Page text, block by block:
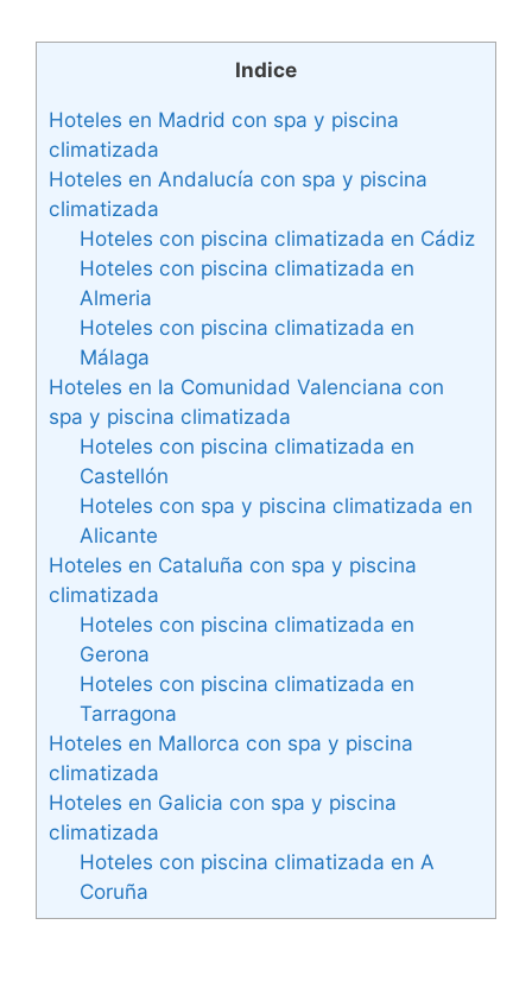
Indice
Hoteles en Madrid con spa y piscina
climatizada
Hoteles en Andalucía con spa y piscina
climatizada
Hoteles con piscina climatizada en Cádiz
Hoteles con piscina climatizada en
Almeria
Hoteles con piscina climatizada en
Málaga
Hoteles en la Comunidad Valenciana con
spa y piscina climatizada
Hoteles con piscina climatizada en
Castellón
Hoteles con spa y piscina climatizada en
Alicante
Hoteles en Cataluña con spa y piscina
climatizada
Hoteles con piscina climatizada en
Gerona
Hoteles con piscina climatizada en
Tarragona
Hoteles en Mallorca con spa y piscina
climatizada
Hoteles en Galicia con spa y piscina
climatizada
Hoteles con piscina climatizada en A
Coruña